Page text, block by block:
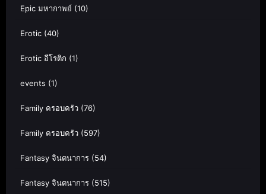
Epic มหากาพย์ (10)
Erotic (40)
Erotic อีโรติก (1)
events (1)
Family ครอบครัว (76)
Family ครอบครัว (597)
Fantasy จินตนาการ (54)
Fantasy จินตนาการ (515)